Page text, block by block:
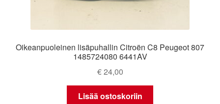
Oikeanpuoleinen lisäpuhallin Citroën C8 Peugeot 807
1485724080 6441AV
€24,00
Lisää ostoskoriin